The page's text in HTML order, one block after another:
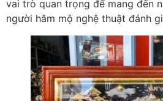
vai trò quan trọng để mang đến
người hâm mộ nghệ thuật đánh